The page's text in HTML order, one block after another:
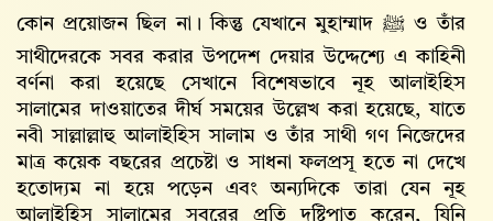
কোন প্রয়োজন ছিল না। কিন্তু যেখানে মুহাম্মাদ ﷺ ও তাঁর
সাথীদেরকে সবর করার উপদেশ দেয়ার উদ্দেশ্যে এ কাহিনী
বর্ণনা করা হয়েছে সেখানে বিশেষভাবে নূহ আলাইহিস
সালামের দাওয়াতের দীর্ঘ সময়ের উল্লেখ করা হয়েছে, যাতে
নবী সাল্লাল্লাহু আলাইহিস সালাম ও তাঁর সাথী গণ নিজেদের
মাত্র কয়েক বছরের প্রচেষ্টা ও সাধনা ফলপ্রসূ হতে না দেখে
হতোদ্যম না হয়ে পড়েন এবং অন্যদিকে তারা যেন নূহ
আলাইহিস সালামের সবরের প্রতি দৃষ্টিপাত করেন, যিনি